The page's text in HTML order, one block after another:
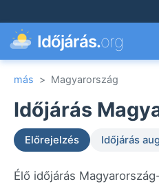
Időjárás.org
más > Magyarország
Időjárás
Előrejelzés Időjárás
Élő időjárás